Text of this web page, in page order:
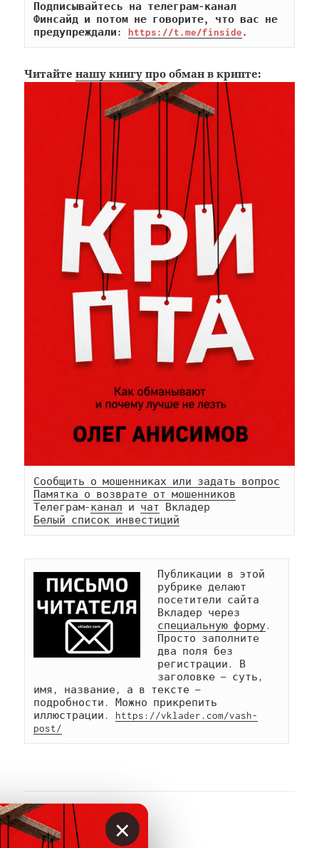
Подписывайтесь на телеграм-канал
Финсайд и потом не говорите, что вас не
предупреждали: https://t.me/finside.
Читайтенашу книгу про обман в крипте:
Сообщить о мошенниках или задать вопрос
Памятка о возврате от мошенников
Телеграм-канал и чат
Белый список инвестиций
Публикации в этой
рубрике делают
посетители сайта
специальную форму.
Просто заполните
два поля без
регистрации. В
заголовке — суть,
имя, название, а в тексте —
подробности. Можно прикрепить
иллюстрации. https://vklader.com/vash-
post/
АВТОР ×